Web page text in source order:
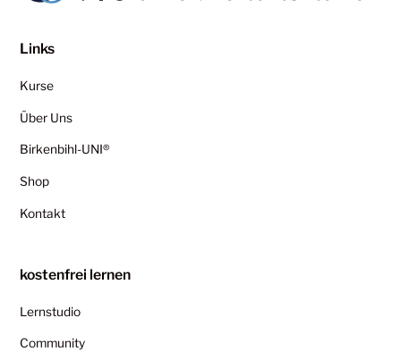
Links
Kurse
Über Uns
Birkenbihl-UNI®
Shop
Kontakt
kostenfrei lernen
Lernstudio
Community